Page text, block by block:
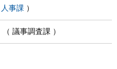
人事課
議事調査課